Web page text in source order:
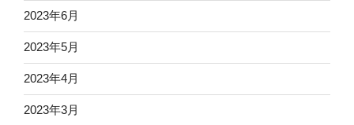
2023年6月
2023年5月
2023年4月
2023年3月